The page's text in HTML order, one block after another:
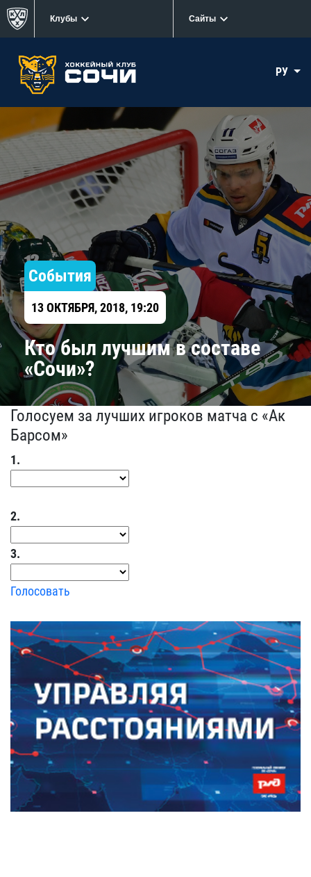
Клубы Сайты
РУ
События
13 ОКТЯБРЯ, 2018, 19:20
Кто был лучшим в составе
«Сочи»?
Голосуем за лучших игроков матча с «Ак
Барсом»
1.
2.
3.
Голосовать